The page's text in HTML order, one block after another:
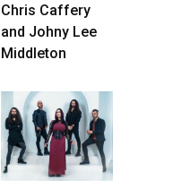
Chris Caffery
and Johny Lee
Middleton